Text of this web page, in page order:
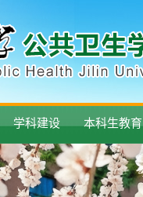
学科建设 本科生教育